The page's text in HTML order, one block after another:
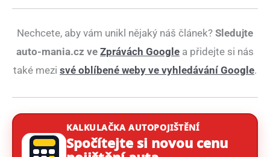
Nechcete, aby vám unikl nějaký náš článek? Sledujte
auto-mania.cz ve Zprávách Google a přidejte si nás
také mezi své oblíbené weby ve vyhledávání Google.
KALKULAČKA AUTOPOJIŠTĚNÍ
Spočítejte si novou cenu